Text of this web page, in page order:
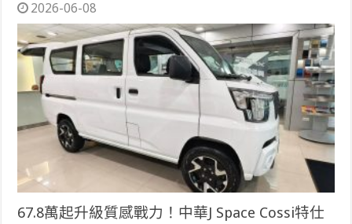
2026-06-08
67.8萬起升級質感戰力！中華J Space Cossi特仕